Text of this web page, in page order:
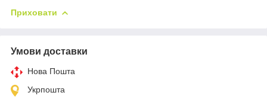
Приховати
Умови доставки
Нова Пошта
Укрпошта